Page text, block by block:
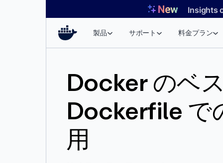
Insights
製品 サポート 料金プラン
Docker のベ
Dockerfile で
用